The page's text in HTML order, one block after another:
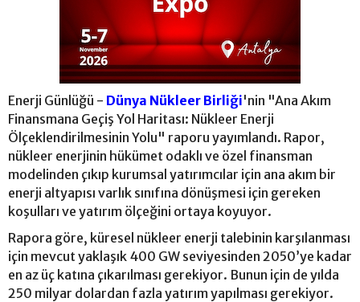
Enerji Günlüğü - Dünya Nükleer Birliği'nin "Ana Akım
Finansmana Geçiş Yol Haritası: Nükleer Enerji
Ölçeklendirilmesinin Yolu" raporu yayımlandı. Rapor,
nükleer enerjinin hükümet odaklı ve özel finansman
modelinden çıkıp kurumsal yatırımcılar için ana akım bir
enerji altyapısı varlık sınıfına dönüşmesi için gereken
koşulları ve yatırım ölçeğini ortaya koyuyor.
Rapora göre, küresel nükleer enerji talebinin karşılanması
için mevcut yaklaşık 400 GW seviyesinden 2050’ye kadar
en az üç katına çıkarılması gerekiyor. Bunun için de yılda
250 milyar dolardan fazla yatırım yapılması gerekiyor.